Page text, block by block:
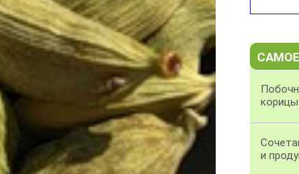
корицы
и